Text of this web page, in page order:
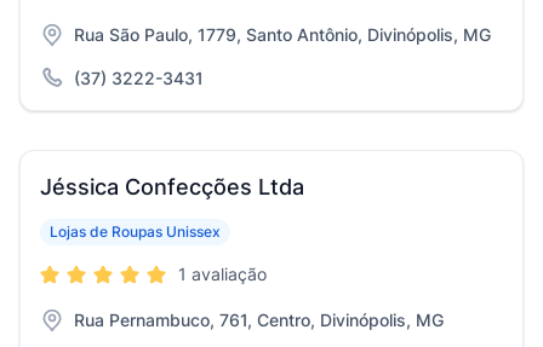
Rua São Paulo, 1779, Santo Antônio, Divinópolis, MG
(37) 3222-3431
Jéssica Confecções Ltda
Lojas de Roupas Unissex
1 avaliação
Rua Pernambuco, 761, Centro, Divinópolis, MG